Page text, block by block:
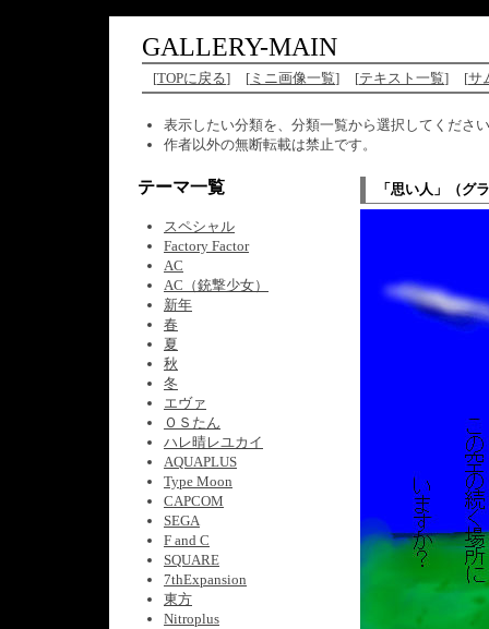
GALLERY-MAIN
[TOPに戻る] [ ミニ画像一覧] [テキスト一覧] [サ
表示したい分類を、分類一覧から選択してくださ
作者以外の無断転載は禁止です。
テーマ一覧
スペシャル
Factory Factor
AC
AC（銃撃少女）
新年
春
夏
秋
冬
エヴァ
ＯＳたん
ハレ晴レユカイ
AQUAPLUS
Type Moon
CAPCOM
SEGA
F and C
SQUARE
7thExpansion
東方
Nitroplus
「思い人」（グ